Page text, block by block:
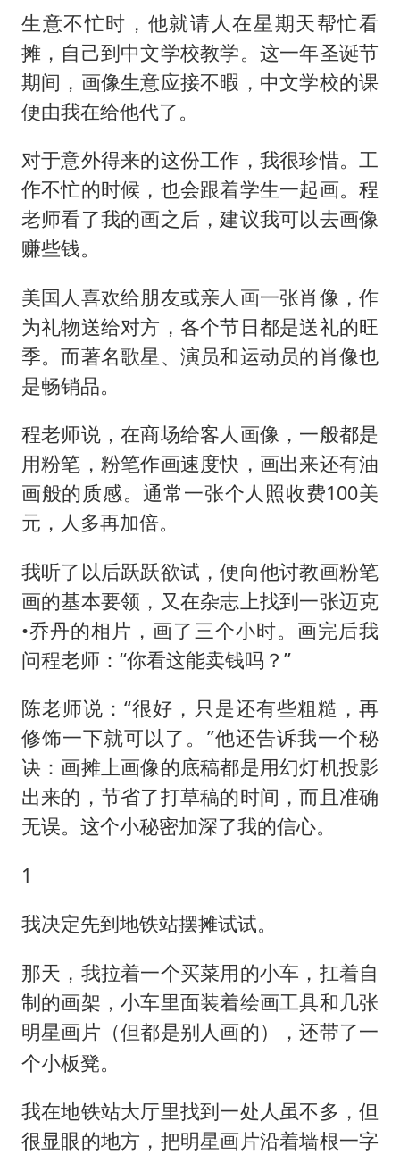
生意不忙时，他就请人在星期天帮忙看
摊，自己到中文学校教学。这一年圣诞节
期间，画像生意应接不暇，中文学校的课
便由我在给他代了。
对于意外得来的这份工作，我很珍惜。工
作不忙的时候，也会跟着学生一起画。程
老师看了我的画之后，建议我可以去画像
赚些钱。
美国人喜欢给朋友或亲人画一张肖像，作
为礼物送给对方，各个节日都是送礼的旺
季。而著名歌星、演员和运动员的肖像也
是畅销品。
程老师说，在商场给客人画像，一般都是
用粉笔，粉笔作画速度快，画出来还有油
画般的质感。通常一张个人照收费100美
元，人多再加倍。
我听了以后跃跃欲试，便向他讨教画粉笔
画的基本要领，又在杂志上找到一张迈克
•乔丹的相片，画了三个小时。画完后我
问程老师：“你看这能卖钱吗？”
陈老师说：“很好，只是还有些粗糙，再
修饰一下就可以了。”他还告诉我一个秘
诀：画摊上画像的底稿都是用幻灯机投影
出来的，节省了打草稿的时间，而且准确
无误。这个小秘密加深了我的信心。
1
我决定先到地铁站摆摊试试。
那天，我拉着一个买菜用的小车，扛着自
制的画架，小车里面装着绘画工具和几张
明星画片 （但都是别人画的）
，还带了一
个小板凳。
我在地铁站大厅里找到一处人虽不多，但
很显眼的地方，把明星画片沿着墙根一字